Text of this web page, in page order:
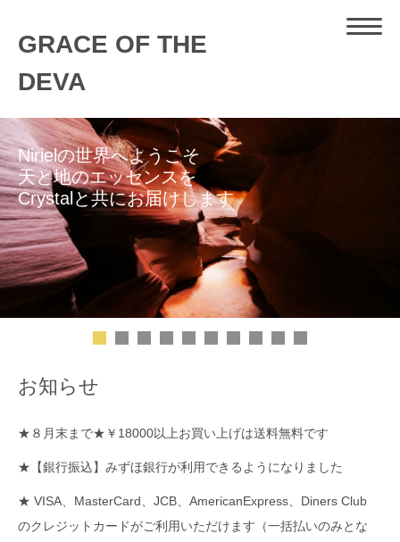
GRACE OF THE
DEVA
Nirielの世界へようこそ
天と地のエッセンスを
Crystalと共にお届けします
お知らせ
★８月末まで★￥18000以上お買い上げは送料無料です
★【銀行振込】みずほ銀行が利用できるようになりました
★ VISA、MasterCard、JCB、AmericanExpress、Diners Club
のクレジットカードがご利用いただけます（一括払いのみとな